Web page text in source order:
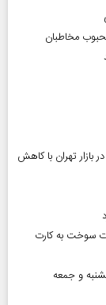
مخاطبان
| افت قیمت طلا در بازار تهران با کاهش
سوخت به کارت
و جمعه